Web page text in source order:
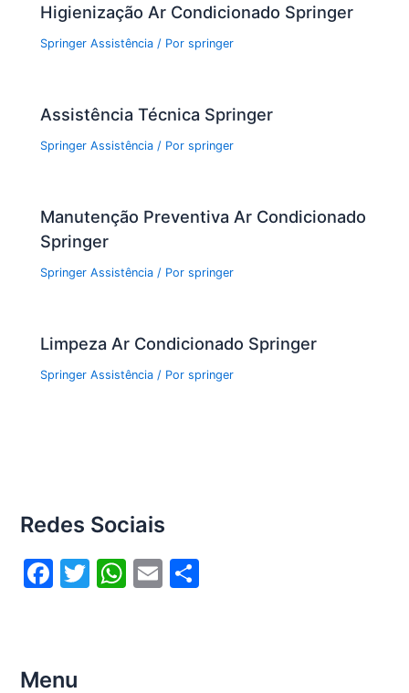
k
Higienização Ar Condicionado Springer
Springer Assistência / Porspringer
Assistência Técnica Springer
Springer Assistência / Porspringer
Manutenção Preventiva Ar Condicionado
Springer
Springer Assistência / Porspringer
Limpeza Ar Condicionado Springer
Springer Assistência / Porspringer
Redes Sociais
F
T
W E
Menu